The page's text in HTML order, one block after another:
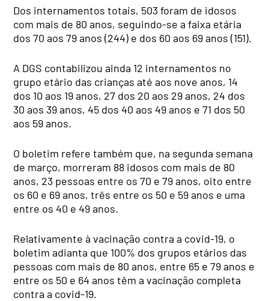
Dos internamentos totais, 503 foram de idosos
com mais de 80 anos, seguindo-se a faixa etária
dos 70 aos 79 anos (244) e dos 60 aos 69 anos (151).
A DGS contabilizou ainda 12 internamentos no
grupo etário das crianças até aos nove anos, 14
dos 10 aos 19 anos, 27 dos 20 aos 29 anos, 24 dos
30 aos 39 anos, 45 dos 40 aos 49 anos e 71 dos 50
aos 59 anos.
O boletim refere também que, na segunda semana
de março, morreram 88 idosos com mais de 80
anos, 23 pessoas entre os 70 e 79 anos, oito entre
os 60 e 69 anos, três entre os 50 e 59 anos e uma
entre os 40 e 49 anos.
Relativamente à vacinação contra a covid-19, o
boletim adianta que 100% dos grupos etários das
pessoas com mais de 80 anos, entre 65 e 79 anos e
entre os 50 e 64 anos têm a vacinação completa
contra a covid-19.